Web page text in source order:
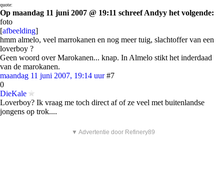
quote:
Op maandag 11 juni 2007 @ 19:11 schreef Andyy het volgende:
foto
[afbeelding]
hmm almelo, veel marrokanen en nog meer tuig, slachtoffer van een
loverboy ?
Geen woord over Marokanen... knap. In Almelo stikt het inderdaad
van de marokanen.
maandag 11 juni 2007, 19:14 uur #7
0
DieKale
Loverboy? Ik vraag me toch direct af of ze veel met buitenlandse
jongens op trok....
▼ Advertentie door Refinery89